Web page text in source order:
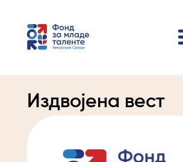
Издвојена вест